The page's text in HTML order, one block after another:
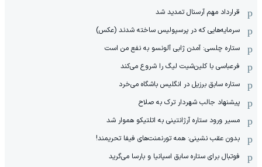
قرارداد مهم آرسنال تمدید شد
سرمایه‌هایی که در پرسپولیس ساخته شدند (عکس)
ستاره چلسی: آمدن ژابی آلونسو به نفع من است
فرعباسی با کلین‌شیت لیگ را شروع می‌کند
ستاره سابق برزیل در انگلیس باشگاه می‌خرد
پیشنهاد جالب شهردار ترک به صلاح
مسیر ورود ستاره آرژانتینی به اتلتیکو هموار شد
بدون عقب نشینی: همه تورنمنت‌های فیفا تحریمند!
فوتبال برای ستاره سابق اسپانیا و بارسا می‌گرید